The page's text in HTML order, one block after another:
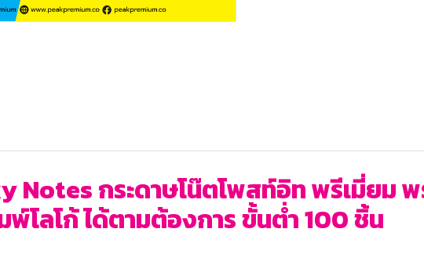
Notes กระดาษโน๊ตโพสท์อิท พรีเมี่ยม พ
ลโก้ ได้ตามต้องการ ขั้นต่ำ 100 ชิ้น